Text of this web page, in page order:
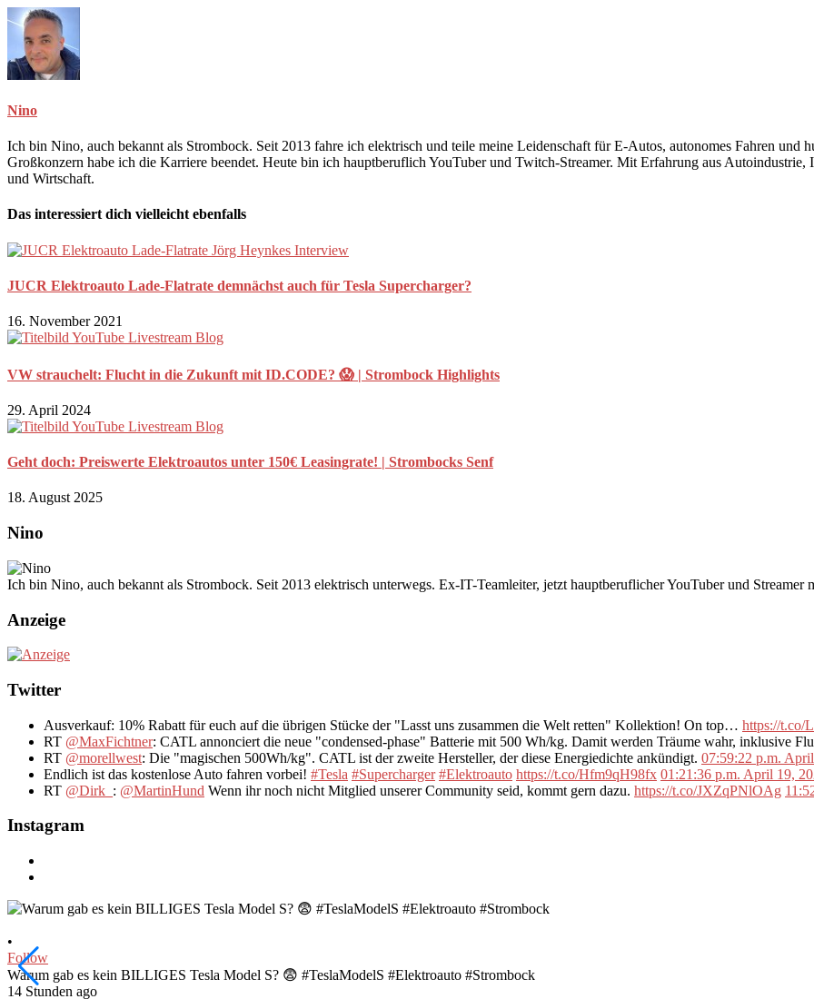
Nino
Ich bin Nino, auch bekannt als Strombock. Seit 2013 fahre ich elektrisch und teile meine Leidenschaft für E-Autos, autonomes Fahren und
Großkonzern habe ich die Karriere beendet. Heute bin ich hauptberuflich YouTuber und Twitch-Streamer. Mit Erfahrung aus
und Wirtschaft.
Das interessiert dich vielleicht ebenfalls
JUCR Elektroauto Lade-Flatrate demnächst auch für Tesla Supercharger?
16. November 2021
VW strauchelt: Flucht in die Zukunft mit ID.CODE? 😱 | Strombock Highlights
29. April 2024
Geht doch: Preiswerte Elektroautos unter 150€ Leasingrate! | Strombocks Senf
18. August 2025
Nino
Ich bin Nino, auch bekannt als Strombock. Seit 2013 elektrisch unterwegs. Ex-IT-Teamleiter, jetzt hauptberuflicher YouTuber und
Anzeige
Twitter
Ausverkauf: 10% Rabatt für euch auf die übrigen Stücke der "Lasst uns zusammen die Welt retten" Kollektion! On top… https://t.co/
RT @MaxFichtner: CATL annonciert die neue "condensed-phase" Batterie mit 500 Wh/kg. Damit werden Träume wahr, inklusive
RT @morellwest: Die "magischen 500Wh/kg". CATL ist der zweite Hersteller, der diese Energiedichte ankündigt. 07:59:22 p.m.
Endlich ist das kostenlose Auto fahren vorbei! #Tesla #Supercharger #Elektroauto https://t.co/Hfm9qH98fx 01:21:36 p.m. April 19,
RT @Dirk_ : @MartinHund Wenn ihr noch nicht Mitglied unserer Community seid, kommt gern dazu. https://t.co/JXZqPNlOAg
Instagram
•
Follow
Warum gab es kein BILLIGES Tesla Model S? 😨 #TeslaModelS #Elektroauto #Strombock
14 Stunden ago